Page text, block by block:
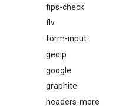
fips-check
flv
form-input
geoip
google
graphite
headers-more